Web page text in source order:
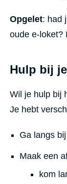
Opgelet: had
oude e-loket?
Hulp bij
Wil je hulp bij
Je hebt
Ga langs
Maak een
kom